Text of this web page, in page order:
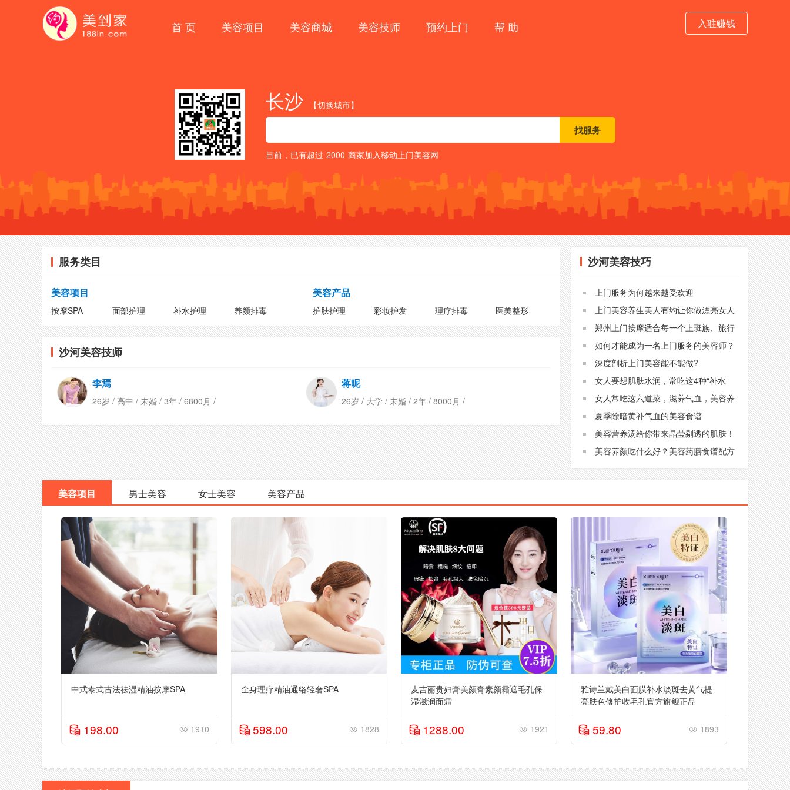
首 页 美容项目 美容商城 美容技师 预约上门 帮 助 入驻赚钱
长沙 【切换城市】
目前，已有超过 2000 商家加入移动上门美容网
服务类目
美容项目
按摩SPA 面部护理 补水护理 养颜排毒
美容产品
护肤护理 彩妆护发 理疗排毒 医美整形
沙河美容技师
李焉
26岁 / 高中 / 未婚 / 3年 / 6800月 /
蒋昵
26岁 / 大学 / 未婚 / 2年 / 8000月 /
沙河美容技巧
上门服务为何越来越受欢迎
上门美容养生美人有约让你做漂亮女人
郑州上门按摩适合每一个上班族、旅行
如何才能成为一名上门服务的美容师？
深度剖析上门美容能不能做?
女人要想肌肤水润，常吃这4种“补水
菜”，美白淡斑，好吃还不贵
女人常吃这六道菜，滋养气血，美容养
夏季除暗黄补气血的美容食谱
美容营养汤给你带来晶莹剔透的肌肤！
美容养颜吃什么好？美容药膳食谱配方
美容项目 男士美容 女士美容 美容产品
中式泰式古法祛湿精油按摩SPA
198.00 1910
全身理疗精油通络轻奢SPA
598.00 1828
麦吉丽贵妇膏美颜膏素颜霜遮毛孔保
湿滋润面霜
1288.00 1921
雅诗兰戴美白面膜补水淡斑去黄气提
亮肤色修护收毛孔官方旗舰正品
59.80 1893